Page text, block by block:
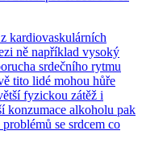
kardiovaskulárních
ně například vysoký
srdečního rytmu
tito lidé mohou hůře
fyzickou zátěž i
konzumace alkoholu pak
se srdcem co